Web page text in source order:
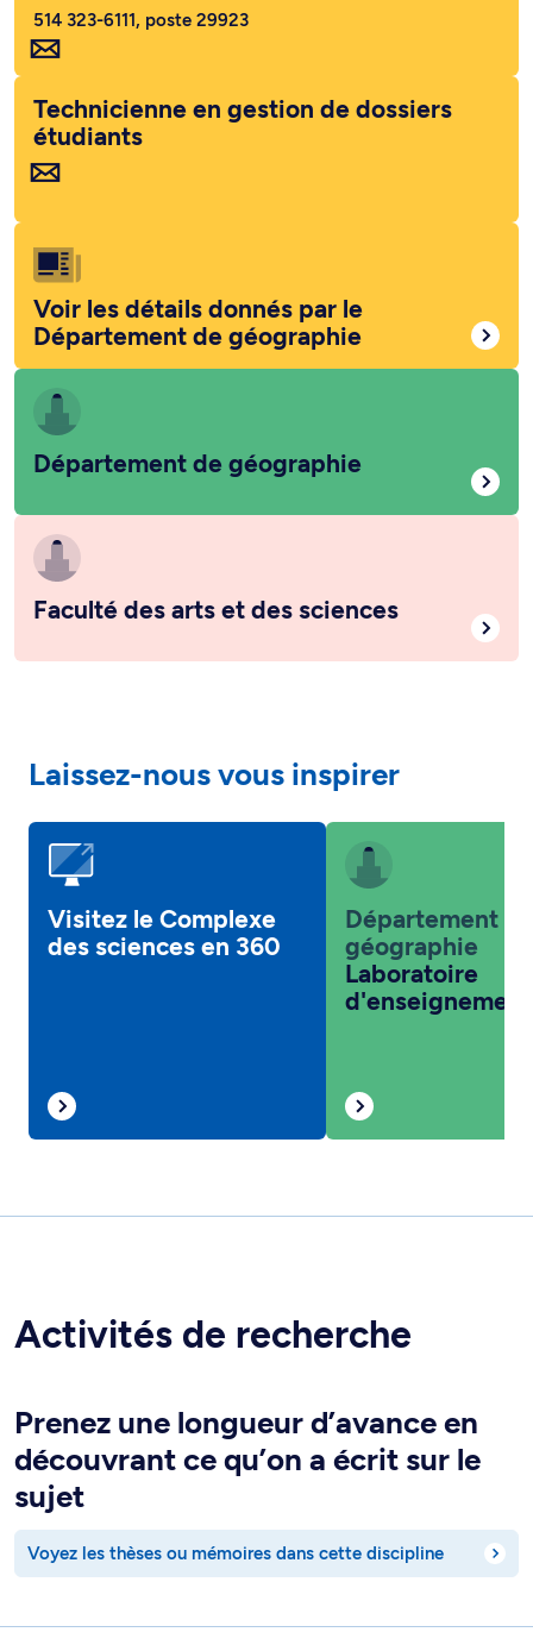
514 323-6111, poste 29923
Technicienne en gestion de dossiers
étudiants
Voir les détails donnés par le
Département de géographie
Département de géographie
Faculté des arts et des sciences
Laissez-nous vous inspirer
Visitez le Complexe
des sciences en 360
Département de
géographie
Laboratoire
d'enseignement
Activités de recherche
Prenez une longueur d’avance en
découvrant ce qu’on a écrit sur le
sujet
Voyez les thèses ou mémoires dans cette discipline